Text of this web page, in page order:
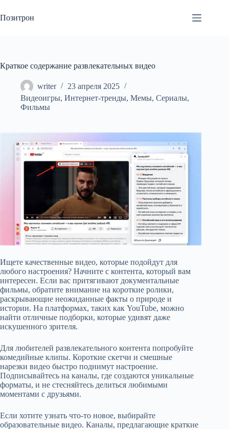
к
сути
Позитрон
Краткое содержание развлекательных видео
writer
23 апреля 2025
Видеоигры, Интернет-тренды, Мемы, Сериалы,
Фильмы
Ищете качественные видео, которые подойдут для
любого настроения? Начните с контента, который вам
интересен. Если вас притягивают документальные
фильмы, обратите внимание на короткие ролики,
раскрывающие неожиданные факты о природе и
истории. На платформах, таких как YouTube, можно
найти отличные подборки, которые удивят даже
искушенного зрителя.
Для любителей развлекательного контента попробуйте
комедийные клипы. Короткие скетчи и смешные
нарезки видео быстро поднимут настроение.
Подписывайтесь на каналы, где создаются уникальные
форматы, и не стесняйтесь делиться любимыми
моментами с друзьями.
Если хотите узнать что-то новое, выбирайте
образовательные видео. Каналы, предлагающие краткие